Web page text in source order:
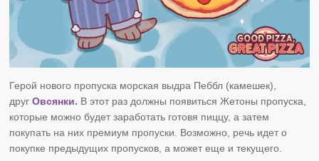
Герой нового пропуска морская выдра Пеббл (камешек),
другОвсянки. В этот раз должны появиться Жетоны пропуска,
которые можно будет заработать готовя пиццу, а затем
покупать на них премиум пропуски. Возможно, речь идет о
покупке предыдущих пропусков, а может еще и текущего.